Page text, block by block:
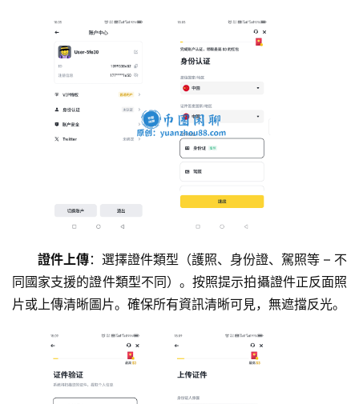
證件上傳：選擇證件類型（護照、身份證、駕照等 – 不
同國家支援的證件類型不同）。按照提示拍攝證件正反面照
片或上傳清晰圖片。確保所有資訊清晰可見，無遮擋反光。